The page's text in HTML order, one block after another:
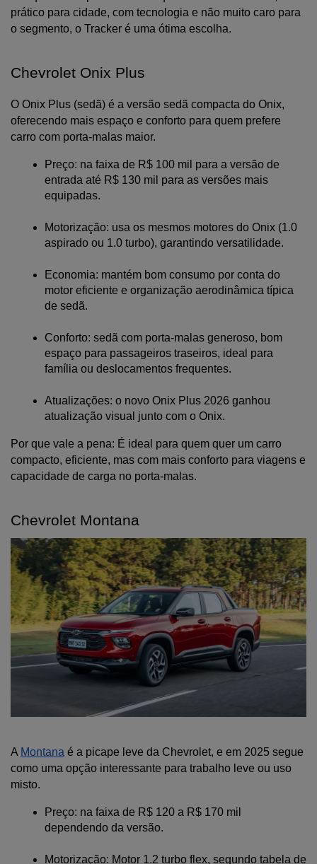
prático para cidade, com tecnologia e não muito caro para
o segmento, o Tracker é uma ótima escolha.
Chevrolet Onix Plus
O Onix Plus (sedã) é a versão sedã compacta do Onix,
oferecendo mais espaço e conforto para quem prefere
carro com porta-malas maior.
Preço: na faixa de R$ 100 mil para a versão de
entrada até R$ 130 mil para as versões mais
equipadas.
Motorização: usa os mesmos motores do Onix (1.0
aspirado ou 1.0 turbo), garantindo versatilidade.
Economia: mantém bom consumo por conta do
motor eficiente e organização aerodinâmica típica
de sedã.
Conforto: sedã com porta-malas generoso, bom
espaço para passageiros traseiros, ideal para
família ou deslocamentos frequentes.
Atualizações: o novo Onix Plus 2026 ganhou
atualização visual junto com o Onix.
Por que vale a pena: É ideal para quem quer um carro
compacto, eficiente, mas com mais conforto para viagens e
capacidade de carga no porta-malas.
Chevrolet Montana
A Montana é a picape leve da Chevrolet, e em 2025 segue
como uma opção interessante para trabalho leve ou uso
misto.
Preço: na faixa de R$ 120 a R$ 170 mil
dependendo da versão.
Motorização: Motor 1.2 turbo flex, segundo tabela de